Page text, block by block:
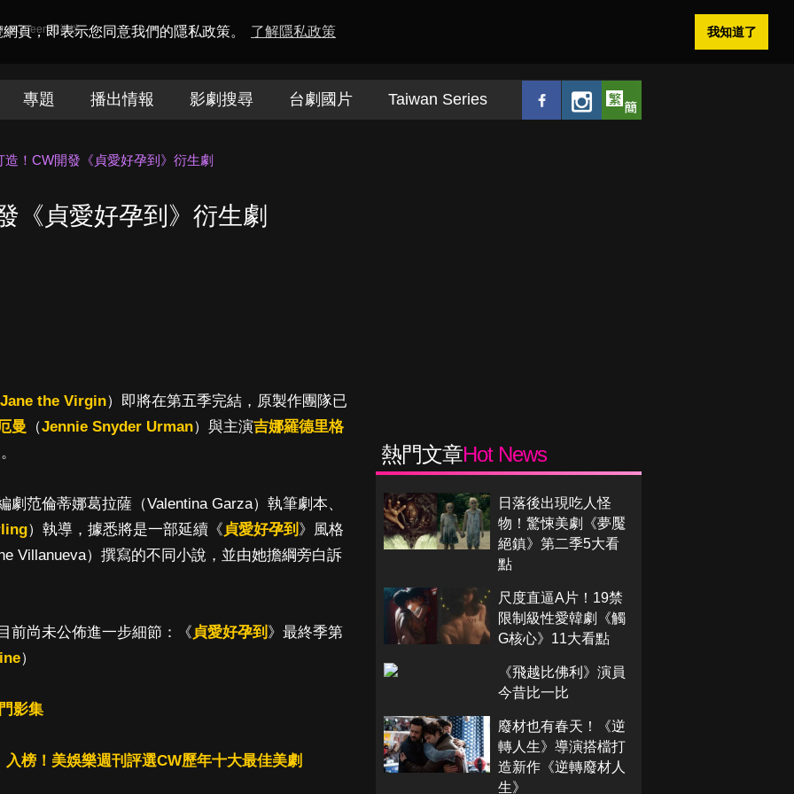
頁，即表示您同意我們的隱私政策。 了解隱私政策 我知道了
電視迷
專題 播出情報 影劇搜尋 台劇國片 Taiwan Series
造！CW開發《貞愛好孕到》衍生劇
《貞愛好孕到》衍生劇
Jane the Virgin）即將在第五季完結，原製作團隊已
曼 （Jennie Snyder Urman）與主演吉娜羅德里格
劇范倫蒂娜葛拉薩（Valentina Garza）執筆劇本、
）執導，據悉將是一部延續《 貞愛好孕到 》風格
Villanueva）撰寫的不同小說，並由她擔綱旁白訴
前尚未公佈進一步細節：《 貞愛好孕到 》最終季第
）
影集
榜！美娛樂週刊評選CW歷年十大最佳美劇
熱門文章Hot News
日落後出現吃人怪
物！驚悚美劇《夢魘
絕鎮》第二季5大看
點
尺度直逼A片！19禁
限制級性愛韓劇《觸
G核心》11大看點
《飛越比佛利》演員
今昔比一比
廢材也有春天！《逆
轉人生》導演搭檔打
造新作《逆轉廢材人
生》